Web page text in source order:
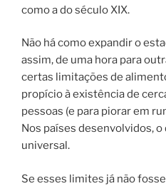
como a do século XIX.
Não há como expandir o
assim, de uma hora para
certas limitações de
propício à existência de
pessoas (e para piorar em
Nos países desenvolvidos,
universal.
Se esses limites já não